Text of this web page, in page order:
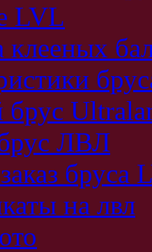
LVL
брус
ЛВЛ
бруса
на лвл